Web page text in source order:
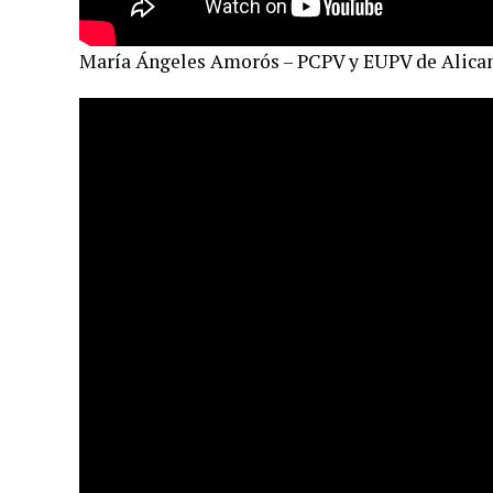
María Ángeles Amorós – PCPV y EUPV de